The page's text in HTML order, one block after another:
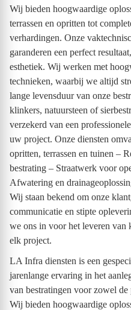
Wij bieden hoogwaardige
terrassen en opritten tot
verhardingen. Onze
garanderen een perfect
esthetiek. Wij werken met
technieken, waarbij we altijd
lange levensduur van onze
klinkers, natuursteen of
verzekerd van een
uw project. Onze diensten
opritten, terrassen en tuinen –
bestrating – Straatwerk voor
Afwatering en
Wij staan bekend om onze
communicatie en stipte
we ons in voor het leveren van
elk project.
LA Infra diensten is een
jarenlange ervaring in het
van bestratingen voor zowel
Wij bieden hoogwaardige